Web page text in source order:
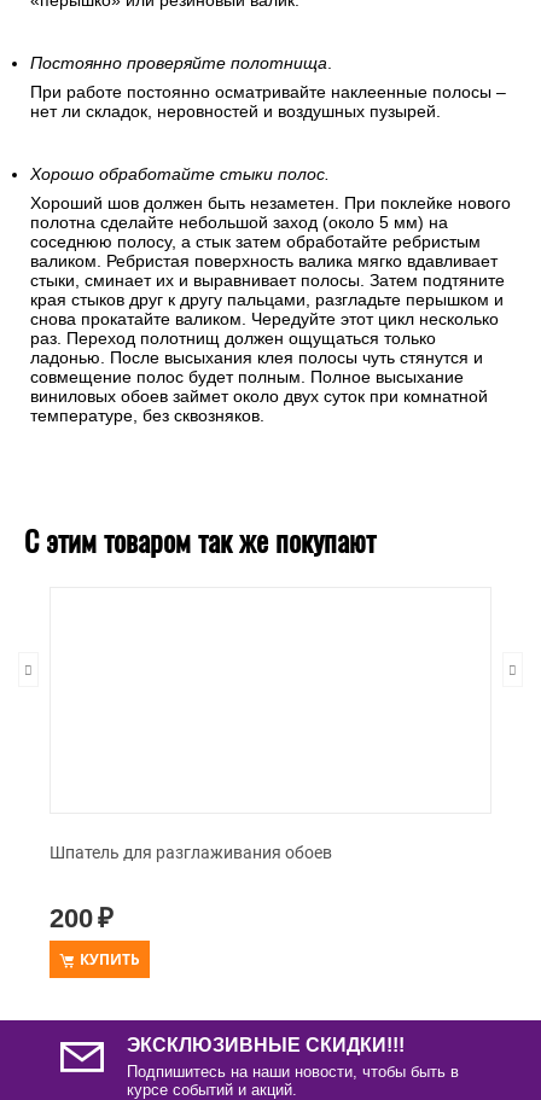
Постоянно проверяйте полотнища.
При работе постоянно осматривайте наклеенные полосы –
нет ли складок, неровностей и воздушных пузырей.
Хорошо обработайте стыки полос.
Хороший шов должен быть незаметен. При поклейке нового
полотна сделайте небольшой заход (около 5 мм) на
соседнюю полосу, а стык затем обработайте ребристым
валиком. Ребристая поверхность валика мягко вдавливает
стыки, сминает их и выравнивает полосы. Затем подтяните
края стыков друг к другу пальцами, разгладьте перышком и
снова прокатайте валиком. Чередуйте этот цикл несколько
раз. Переход полотнищ должен ощущаться только
ладонью. После высыхания клея полосы чуть стянутся и
совмещение полос будет полным. Полное высыхание
виниловых обоев займет около двух суток при комнатной
температуре, без сквозняков.
С этим товаром так же покупают
Шпатель для разглаживания обоев
200₽
КУПИТЬ
ЭКСКЛЮЗИВНЫЕ СКИДКИ!!!
Подпишитесь на наши новости, чтобы быть в
курсе событий и акций.